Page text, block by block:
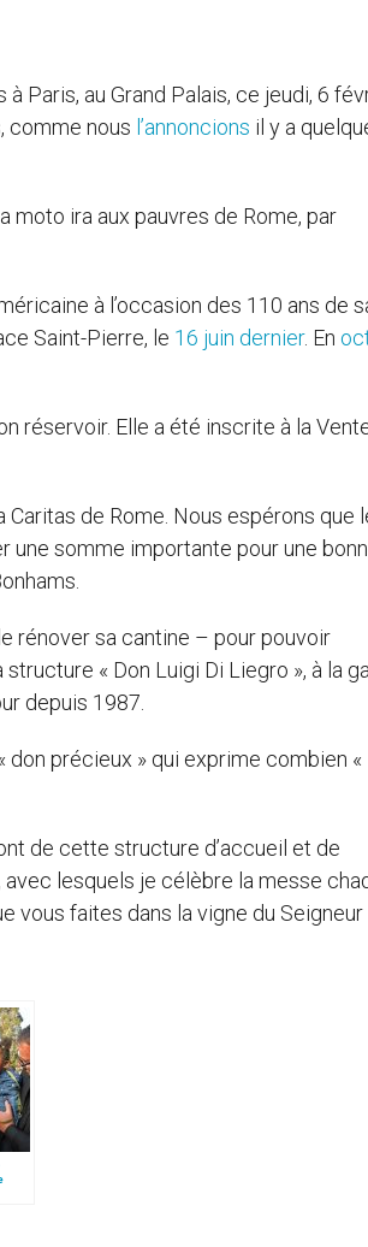
Paris, au Grand Palais, ce jeudi, 6
comme nous l’annoncions il y a
moto ira aux pauvres de Rome, par
à l’occasion des 110 ans de
Saint-Pierre, le 16 juin dernier. En
réservoir. Elle a été inscrite à la
de Rome. Nous espérons que
une somme importante pour une
rénover sa cantine – pour pouvoir
« Don Luigi Di Liegro », à la
depuis 1987.
don précieux » qui exprime combien «
de cette structure d’accueil et de
avec lesquels je célèbre la messe
vous faites dans la vigne du Seigneur